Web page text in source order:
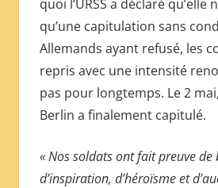
quoi l’URSS a déclaré qu’elle
qu’une capitulation sans
Allemands ayant refusé, les
repris avec une intensité
pas pour longtemps. Le 2
Berlin a finalement capitulé.
« Nos soldats ont fait preuve de
d’inspiration, d’héroïsme et